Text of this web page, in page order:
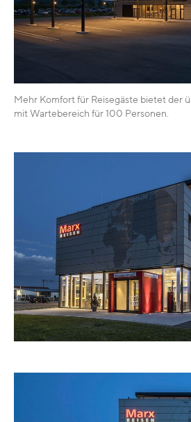
Mehr Komfort für Reisegäste bietet der
mit Wartebereich für 100 Personen.